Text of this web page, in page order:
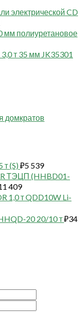
электрической CD
мм полиуретановое
т 35 мм JK35301
домкратов
(S) ₽5 539
ТЭЦП (HHBD01-
409
1,0 т QDD10W Li-
20 20/10 т₽34